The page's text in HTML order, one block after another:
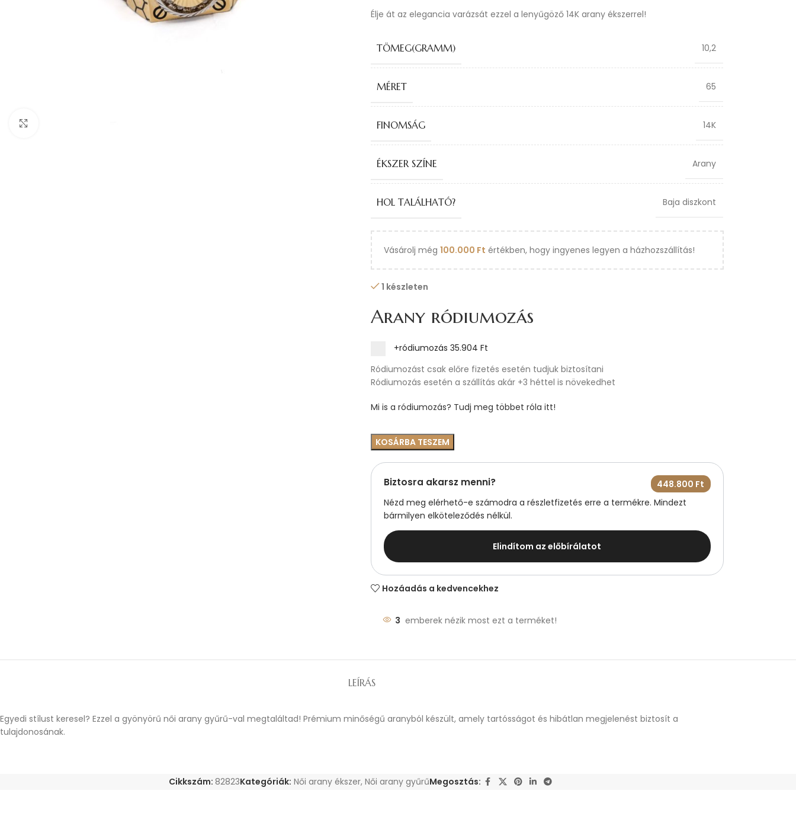
Élje át az elegancia varázsát ezzel a lenyűgöző 14K arany ékszerrel!
TÖMEG(GRAMM) 10,2
MÉRET 65
FINOMSÁG 14K
ÉKSZER SZÍNE Arany
HOL TALÁLHATÓ? Baja diszkont
Vásárolj még 100.000 Ft értékben, hogy ingyenes legyen a házhozszállítás!
1 készleten
Arany ródiumozás
+ródiumozás 35.904 Ft
Ródiumozást csak előre fizetés esetén tudjuk biztosítani
Ródiumozás esetén a szállítás akár +3 héttel is növekedhet
Mi is a ródiumozás? Tudj meg többet róla itt!
KOSÁRBA TESZEM
Biztosra akarsz menni? 448.800 Ft
Nézd meg elérhető-e számodra a részletfizetés erre a termékre. Mindezt
bármilyen elköteleződés nélkül.
Elindítom az előbírálatot
Hozáadás a kedvencekhez
3 emberek nézik most ezt a terméket!
LEÍRÁS
Egyedi stílust keresel? Ezzel a gyönyörű női arany gyűrű-val megtaláltad! Prémium minőségű aranyból készült, amely tartósságot és hibátlan megjelenést biztosít a
tulajdonosának.
Cikkszám: 82823Kategóriák: Női arany ékszer, Női arany gyűrűMegosztás: